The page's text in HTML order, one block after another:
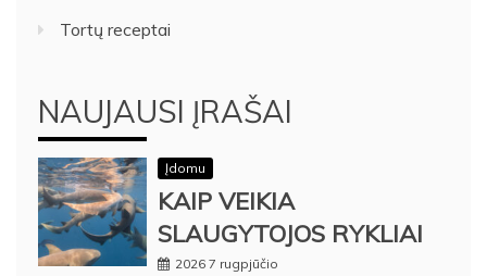
Tortų receptai
NAUJAUSI ĮRAŠAI
Įdomu
KAIP VEIKIA
SLAUGYTOJOS RYKLIAI
2026 7 rugpjūčio